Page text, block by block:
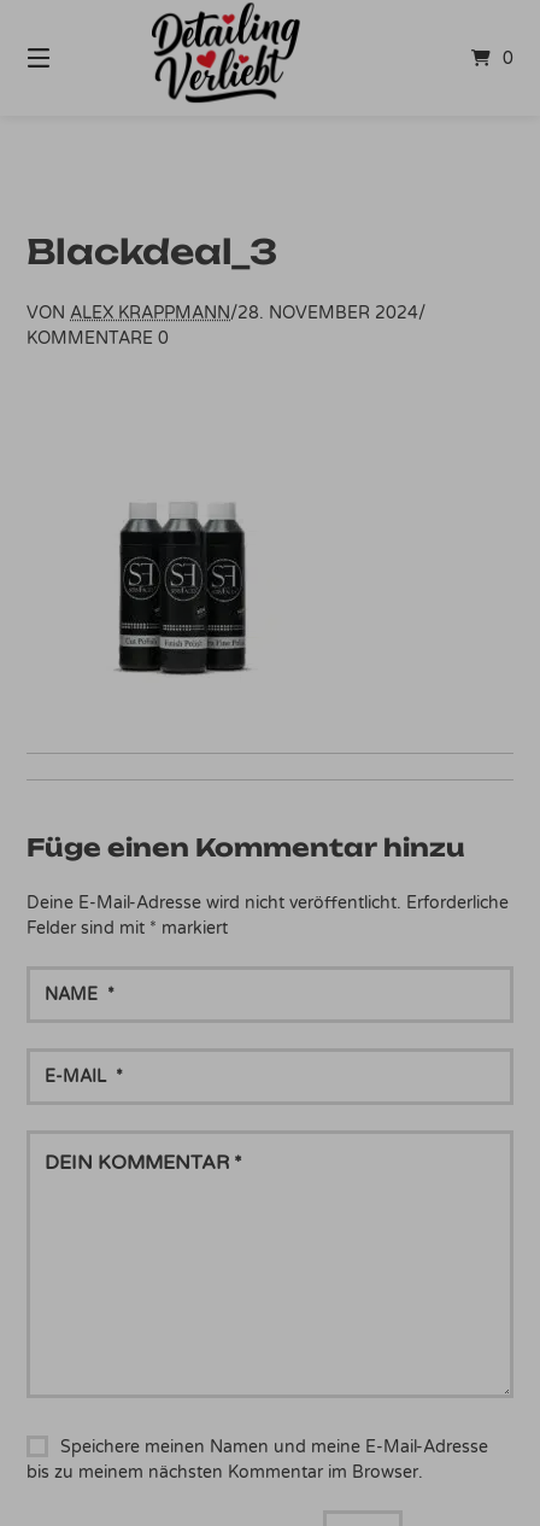
Inhalt
0
Blackdeal_3
VONALEX KRAPPMANN/28. NOVEMBER 2024/
KOMMENTARE 0
Füge einen Kommentar hinzu
Deine E-Mail-Adresse wird nicht veröffentlicht. Erforderliche
Felder sind mit * markiert
MAIL
KOMMENTAR
Speichere meinen Namen und meine E-Mail-Adresse
bis zu meinem nächsten Kommentar im Browser.